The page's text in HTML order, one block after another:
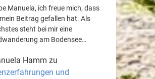
Manuela, ich freue mich, dass
Beitrag gefallen hat. Als
steht bei mir eine
am Bodensee…
Hamm zu
und